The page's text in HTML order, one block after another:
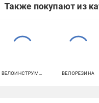
Также покупают из
ВЕЛОРЕЗИНА